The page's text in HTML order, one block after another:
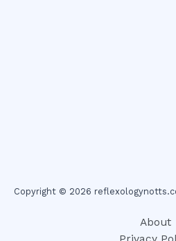
Copyright © 2026
About